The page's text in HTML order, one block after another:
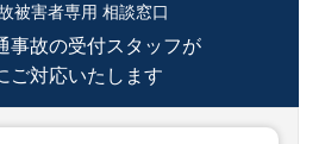
被害者専用 相談窓口
事故の受付スタッフが
ご対応いたします